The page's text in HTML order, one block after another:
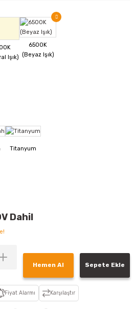
Dahil
Hemen Al Sepete Ekle
Fiyat Alarmı Karşılaştır